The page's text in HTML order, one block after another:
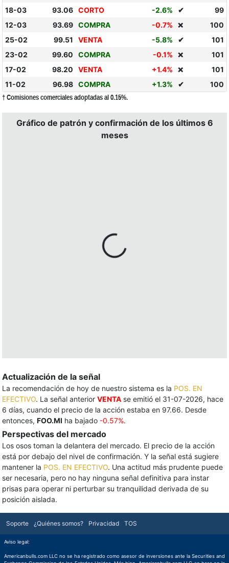
18-03
93.06 CORTO -2.6% ✔
99
12-03
93.69 COMPRA -0.7% ❌
100
25-02
99.51 VENTA -5.8% ✔
101
23-02
99.60 COMPRA -0.1% ❌
101
17-02
98.20 VENTA +1.4% ❌
101
11-02
96.98 COMPRA +1.3% ✔ 100
† Comisiones comerciales adoptadas al 0.15%.
Gráfico de patrón y confirmación de los últimos 6
meses
Actualización de la señal
La recomendación de hoy de nuestro sistema es la POS. EN
EFECTIVO. La señal anterior VENTA se emitió el 31-07-2026, hace
6 días, cuando el precio de la acción estaba en 97.66. Desde
entonces, FOO.MI ha bajado -0.57%.
Perspectivas del mercado
Los osos toman la delantera del mercado. El precio de la acción
está por debajo del nivel de confirmación. Y la señal está sugiere
mantener la POS. EN EFECTIVO. Una actitud más prudente puede
ser necesaria, pero no hay ninguna señal definitiva para instar
prisas para operar ni perturbar su tranquilidad derivada de su
posición aislada.
Soporte ¿Quiénes somos? Privacidad TOS
Aviso legal:
Americanbulls.com LLC no se ha registrado como asesor de inversiones ante la Securities and